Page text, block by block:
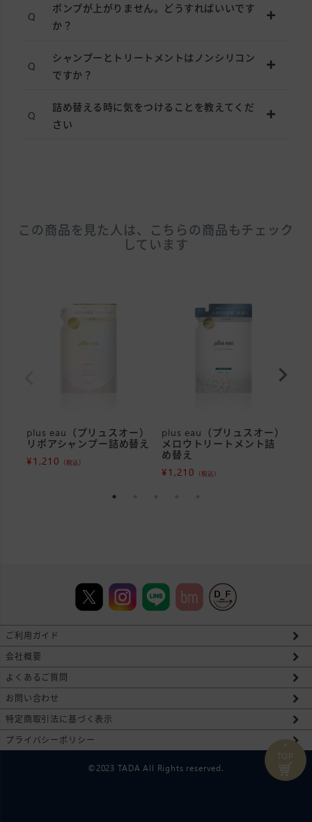
ポンプが上がりません。どうすればいいです
か？
シャンプーとトリートメントはノンシリコン
ですか？
詰め替える時に気をつけることを教えてくだ
さい
この商品を見た人は、こちらの商品もチェック
しています
plus eau（プリュスオー）
リポアシャンプー詰め替え
¥1,210 （税込）
plus eau（プリュスオー）
メロウトリートメント詰
め替え
¥1,210 （税込）
⌃
TOP
ご利用ガイド
会社概要
よくあるご質問
お問い合わせ
特定商取引法に基づく表示
プライバシーポリシー
©2023 TADA All Rights reserved.